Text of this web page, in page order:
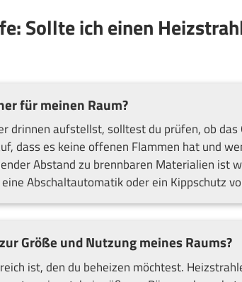
Sollte ich einen
für meinen Raum?
drinnen aufstellst, solltest du prüfen, ob das
dass es keine offenen Flammen hat und
Abstand zu brennbaren Materialien ist
Abschaltautomatik oder ein Kippschutz
Größe und Nutzung meines Raums?
ist, den du beheizen möchtest.